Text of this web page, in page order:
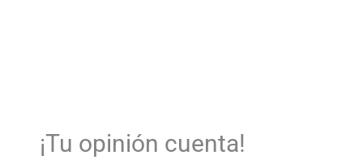
¡Tu opinión cuenta!